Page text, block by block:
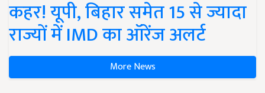
कहर! यूपी, बिहार समेत 15 से ज्यादा
राज्यों में IMD का ऑरेंज अलर्ट
More News